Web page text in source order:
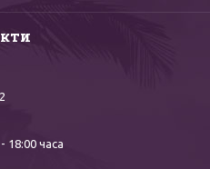
18:00 часа